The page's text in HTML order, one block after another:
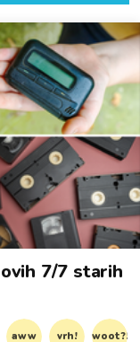
7/7 starih
aww vrh! woot?!